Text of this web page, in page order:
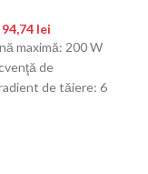
94,74 lei
maximă: 200 W
de
de tăiere: 6